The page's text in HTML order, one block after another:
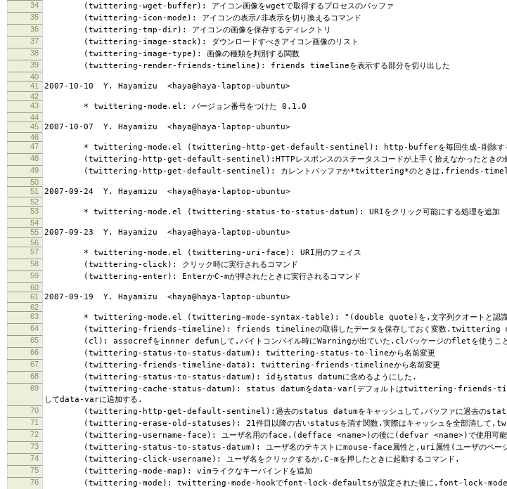
34 (twittering-wget-buffer): アイコン画像をwgetで取得するプロセスのバッファ
35 (twittering-icon-mode): アイコンの表示/非表示を切り換えるコマンド
36 (twittering-tmp-dir): アイコンの画像を保存するディレクトリ
37 (twittering-image-stack): ダウンロードすべきアイコン画像のリスト
38 (twittering-image-type): 画像の種類を判別する関数
39 (twittering-render-friends-timeline): friends timelineを表示する部分を切り出した
40
41
2007-10-10 Y. Hayamizu <haya@haya-laptop-ubuntu>
42
43
* twittering-mode.el: バージョン番号をつけた 0.1.0
44
45
2007-10-07 Y. Hayamizu <haya@haya-laptop-ubuntu>
46
47
* twittering-mode.el (twittering-http-get-default-sentinel): http-bufferを毎回生成-削除するのをやめ
48 (twittering-http-get-default-sentinel):HTTPレスポンスのステータスコードが上手く拾えなかったときの処
49 (twittering-http-get-default-sentinel): カレントバッファか*twittering*のときは,friends-timelineを更新
50
51
2007-09-24 Y. Hayamizu <haya@haya-laptop-ubuntu>
52
53
* twittering-mode.el (twittering-status-to-status-datum): URIをクリック可能にする処理を追加
54
55
2007-09-23 Y. Hayamizu <haya@haya-laptop-ubuntu>
56
57
* twittering-mode.el (twittering-uri-face): URI用のフェイス
58 (twittering-click): クリック時に実行されるコマンド
59 (twittering-enter): EnterかC-mが押されたときに実行されるコマンド
60
61
2007-09-19 Y. Hayamizu <haya@haya-laptop-ubuntu>
62
63
* twittering-mode.el (twittering-mode-syntax-table): "(double quote)を,文字列クオートと認識し
64 (twittering-friends-timeline): friends timelineの取得したデータを保存しておく変数.twittering modeが起
65 (cl): assocrefをinnner defunして,バイトコンパイル時にWarningが出ていた.clパッケージのfletを使うことで
66 (twittering-status-to-status-datum): twittering-status-to-lineから名前変更
67 (twittering-friends-timeline-data): twittering-friends-timelineから名前変更
68 (twittering-status-to-status-datum): idもstatus datumに含めるようにした.
69
(twittering-cache-status-datum): status datumをdata-var(デフォルトはtwittering-friends-timeline-
してdata-varに追加する.
70 (twittering-http-get-default-sentinel):過去のstatus datumをキャッシュして,バッファに過去のstatusも
71 (twittering-erase-old-statuses): 21件目以降の古いstatusを消す関数.実際はキャッシュを全部消して
72 (twittering-username-face): ユーザ名用のface.(defface <name>)の後に(defvar <name>)で使用可能に
73 (twittering-status-to-status-datum): ユーザ名のテキストにmouse-face属性と,uri属性(ユーザのページの
74 (twittering-click-username): ユーザ名をクリックするか,C-mを押したときに起動するコマンド.
75 (twittering-mode-map): vimライクなキーバインドを追加
76 (twittering-mode): twittering-mode-hookでfont-lock-defaultsが設定された後に,font-lock-mode を2回